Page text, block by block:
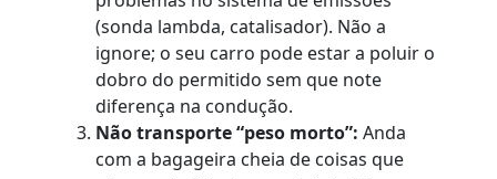
(sonda lambda, catalisador). Não a
ignore; o seu carro pode estar a poluir o
dobro do permitido sem que note
diferença na condução.
Não transporte “peso morto”: Anda
com a bagageira cheia de coisas que